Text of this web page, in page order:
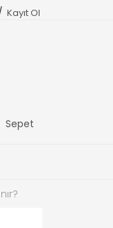
Kayıt Ol
Sepet